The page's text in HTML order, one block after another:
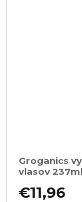
Groganics
vlasov 237ml
€11,96